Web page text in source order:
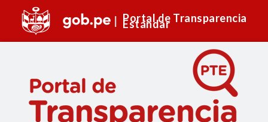
Portal de Transparencia
Estándar